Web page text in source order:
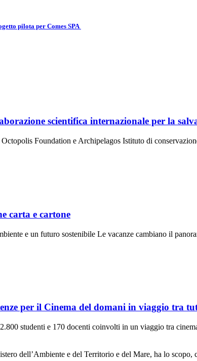
pilota per Comes SPA
scientifica internazionale per la
Foundation e Archipelagos Istituto di
carta e cartone
e un futuro sostenibile Le vacanze cambiano il
per il Cinema del domani in viaggio tra
studenti e 170 docenti coinvolti in un viaggio tra
dell’Ambiente e del Territorio e del Mare, ha lo scopo,